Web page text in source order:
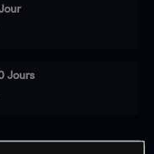
Jours